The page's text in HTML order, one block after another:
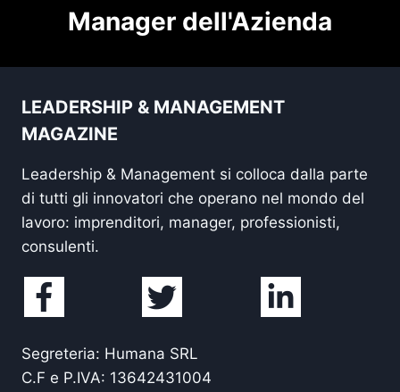
Manager dell'Azienda
LEADERSHIP & MANAGEMENT
MAGAZINE
Leadership & Management si colloca dalla parte
di tutti gli innovatori che operano nel mondo del
lavoro: imprenditori, manager, professionisti,
consulenti.
Segreteria: Humana SRL
C.F e P.IVA: 13642431004